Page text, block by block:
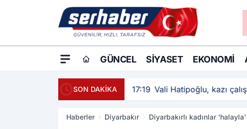
GÜNCEL SIYASET EKONOMI
SON DAKİKA 17:19 Vali Hatipoğlu, kazı
Haberler Diyarbakır Diyarbakırlı kadınlar 'halayla'